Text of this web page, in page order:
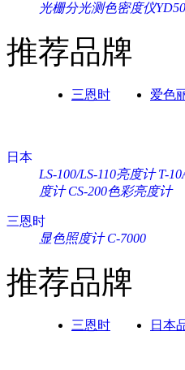
光栅分光测色密度仪
推荐品牌
三恩时 爱色
日本
LS-100/LS-110亮度计 T-
度计 CS-200色彩亮度计
三恩时
显色照度计 C-7000
推荐品牌
三恩时 日本